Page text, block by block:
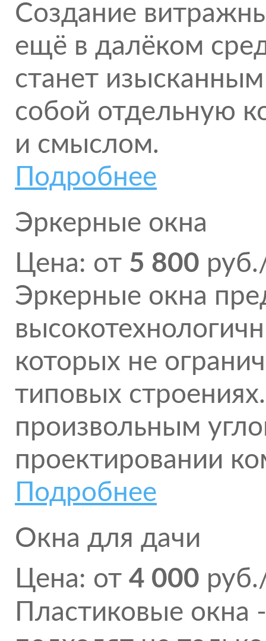
Создание
ещё в далёком
станет
собой отдельную
и смыслом.
Подробнее
Эркерные окна
Цена: от 5 800
Эркерные окна
которых не
типовых
произвольным
проектировании
Подробнее
Окна для дачи
Цена: от 4 000
Пластиковые окна